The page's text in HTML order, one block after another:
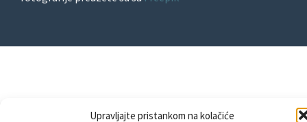
Upravljajte pristankom na kolačiće